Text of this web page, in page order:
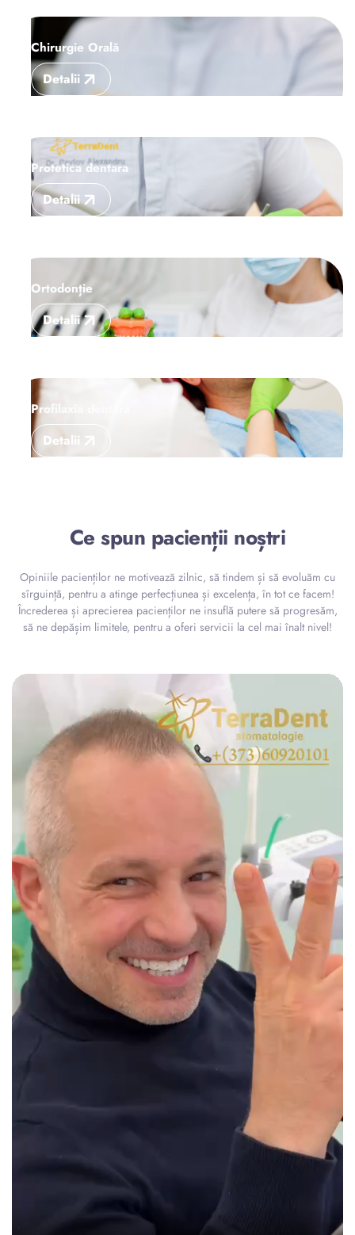
Chirurgie Orală
Detalii
Protetica dentara
Detalii
Ortodonție
Detalii
Profilaxia dentară
Detalii
Ce spun pacienții noștri
Opiniile pacienților ne motivează zilnic, să tindem și să evoluăm cu
sîrguință, pentru a atinge perfecțiunea și excelența, în tot ce facem!
Încrederea și aprecierea pacienților ne insuflă putere să progresăm,
să ne depășim limitele, pentru a oferi servicii la cel mai înalt nivel!